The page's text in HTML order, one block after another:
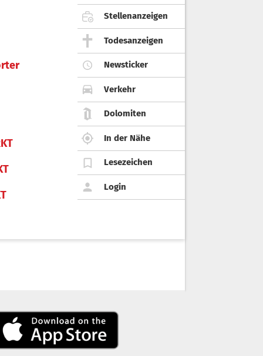
Stellenanzeigen
Todesanzeigen
Newsticker
Verkehr
Dolomiten
In der Nähe
Lesezeichen
Login